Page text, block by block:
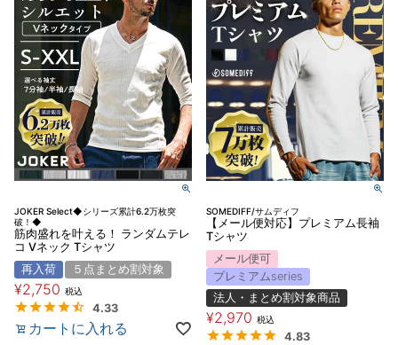
JOKER Select◆シリーズ累計6.2万枚突
破！◆
筋肉盛れを叶える！ ランダムテレ
コ Vネック Tシャツ
再入荷
５点まとめ割対象
¥2,750 税込
4.33
カートに入れる
SOMEDIFF/サムディフ
【メール便対応】プレミアム長袖
Tシャツ
メール便可
プレミアムseries
法人・まとめ割対象商品
¥2,970 税込
4.83